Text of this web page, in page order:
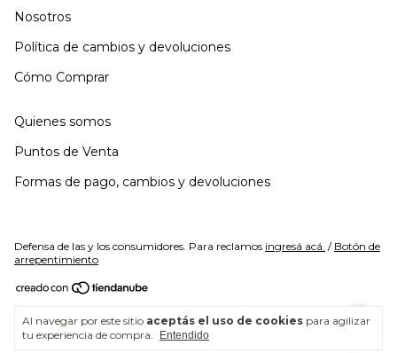
Al navegar por este sitio aceptás el uso de cookies para agilizar
tu experiencia de compra.
Entendido
Nosotros
Política de cambios y devoluciones
Cómo Comprar
Quienes somos
Puntos de Venta
Formas de pago, cambios y devoluciones
Defensa de las y los consumidores. Para reclamos ingresá acá. / Botón de
arrepentimiento
reservados.